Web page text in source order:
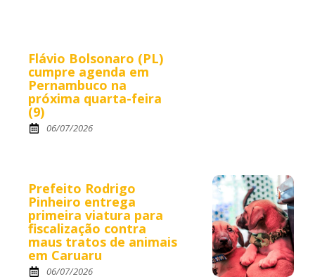
Flávio Bolsonaro (PL)
cumpre agenda em
Pernambuco na
próxima quarta-feira
(9)
06/07/2026
Prefeito Rodrigo
Pinheiro entrega
primeira viatura para
fiscalização contra
maus tratos de animais
em Caruaru
06/07/2026